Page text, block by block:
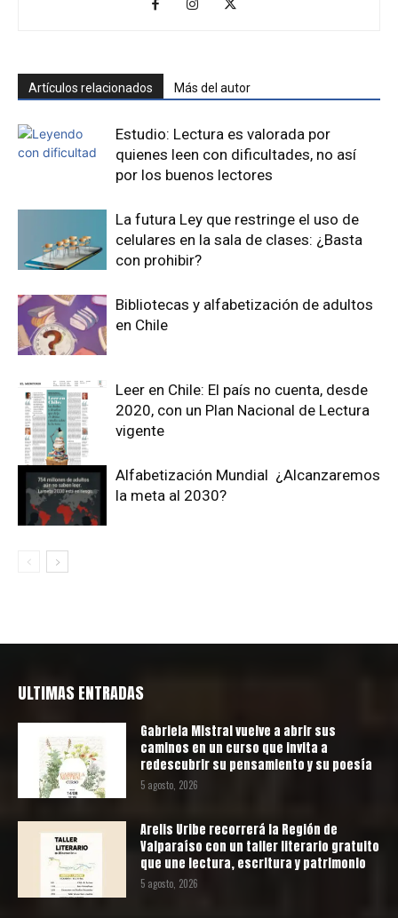
Artículos relacionados Más del autor
Estudio: Lectura es valorada por
quienes leen con dificultades, no así
por los buenos lectores
La futura Ley que restringe el uso de
celulares en la sala de clases: ¿Basta
con prohibir?
Bibliotecas y alfabetización de adultos
en Chile
Leer en Chile: El país no cuenta, desde
2020, con un Plan Nacional de Lectura
vigente
Alfabetización Mundial ¿Alcanzaremos
la meta al 2030?
ULTIMAS ENTRADAS
Gabriela Mistral vuelve a abrir sus
caminos en un curso que invita a
redescubrir su pensamiento y su poesía
5 agosto, 2026
Arelis Uribe recorrerá la Región de
Valparaíso con un taller literario gratuito
que une lectura, escritura y patrimonio
5 agosto, 2026